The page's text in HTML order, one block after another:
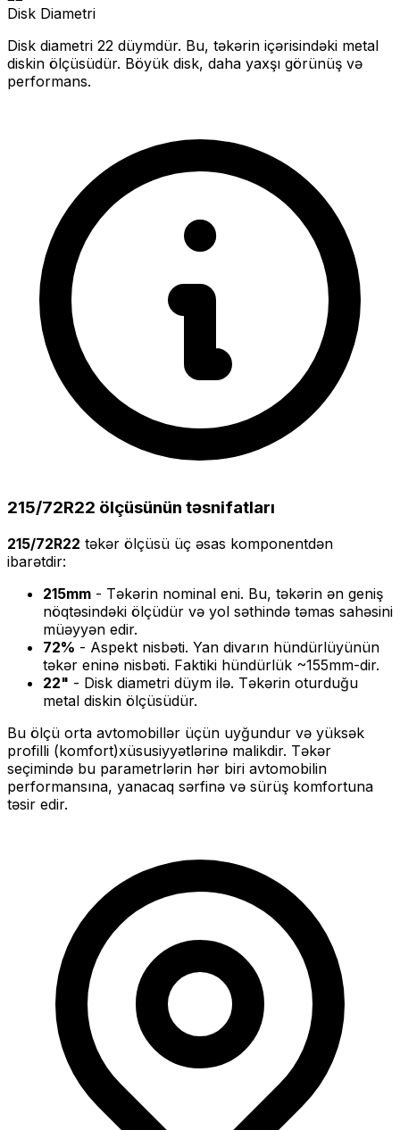
Disk Diametri
Disk diametri 22 düymdür. Bu, təkərin içərisindəki metal
diskin ölçüsüdür. Böyük disk, daha yaxşı görünüş və
performans.
215/72R22 ölçüsünün təsnifatları
215/72R22 təkər ölçüsü üç əsas komponentdən
ibarətdir:
215mm - Təkərin nominal eni. Bu, təkərin ən geniş
nöqtəsindəki ölçüdür və yol səthində təmas sahəsini
müəyyən edir.
72% - Aspekt nisbəti. Yan divarın hündürlüyünün
təkər eninə nisbəti. Faktiki hündürlük ~155mm-dir.
22" - Disk diametri düym ilə. Təkərin oturduğu
metal diskin ölçüsüdür.
Bu ölçü orta avtomobillər üçün uyğundur və yüksək
profilli (komfort)xüsusiyyətlərinə malikdir. Təkər
seçimində bu parametrlərin hər biri avtomobilin
performansına, yanacaq sərfinə və sürüş komfortuna
təsir edir.